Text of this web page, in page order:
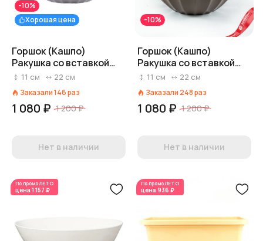
Хорошая цена
-10%
Горшок (Кашпо)
Ракушка со вставкой
2,4л Пластик D 22 см H
11 см 22 см
Заказали146раз
1 080 ₽ 1 200 ₽
Нет в наличии
-10%
Горшок (Кашпо)
Ракушка со вставкой
2,4л Пластик D 22 см H
11 см 22 см
Заказали 248раз
1 080 ₽ 1 200 ₽
Нет в наличии
По промоЛЕТО
цена 1 157 ₽
По промоЛЕТО
цена 936 ₽